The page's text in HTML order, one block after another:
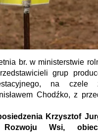
br. w ministerstwie
grup
na czele
Chodźko, z
Krzysztof
Wsi,